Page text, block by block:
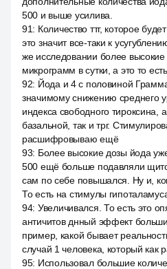
500 и выше усилива.
91: Количество ттг, которое
это значит все-таки к
же исследовании более
микрограмм в сутки, а это то
92: Йода и 4 с половиной
значимому снижению среднего
индекса свободного тироксина,
базальной, так и трг.
расшифровываю ещё
93: Более высокие дозы йода
500 ещё больше подавляли
сам по себе повышался. Ну и,
То есть на стимулы
94: Увеличивался. То есть это
античитов днный эффект
пример, какой бывает
случай 1 человека, который как
95: Использовал большие